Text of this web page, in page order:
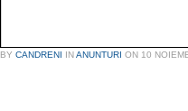
BY CANDRENI INANUNTURI ON 10